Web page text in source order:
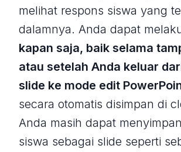
melihat respons siswa yang
dalamnya. Anda dapat
kapan saja, baik selama
atau setelah Anda keluar
slide ke mode edit
secara otomatis disimpan di
Anda masih dapat
siswa sebagai slide seperti